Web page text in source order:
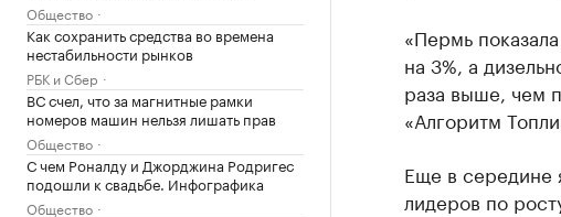
Общество
Как сохранить средства во времена
нестабильности рынков
РБК и Сбер
ВС счел, что за магнитные рамки
номеров машин нельзя лишать прав
Общество
С чем Роналду и Джорджина Родригес
подошли к свадьбе. Инфографика
Общество
«Пермь
на 3%, а
раза выше, чем
«Алгоритм
Еще в середине
лидеров по